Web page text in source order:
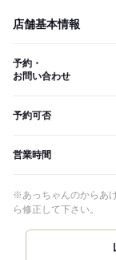
店舗基本情報
予約・
お問い合わせ
予約可否
営業時間
※あっちゃんのからあ
ら修正して下さい。